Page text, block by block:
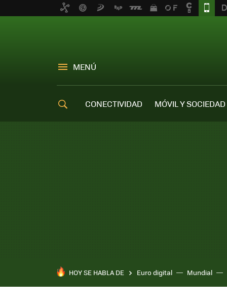
MENÚ
CONECTIVIDAD MÓVIL Y SOCIEDAD
HOY SE HABLA DE Euro digital Mundial